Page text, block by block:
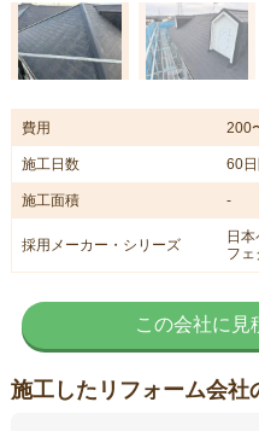
費用 200
施工日数 60
施工面積 -
採用メーカー・シリーズ
日
フェ
この会社に見
施工したリフォーム会社